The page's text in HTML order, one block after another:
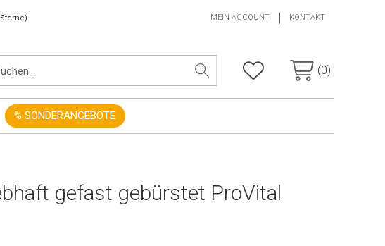
MEIN ACCOUNT KONTAKT
(0)
% SONDERANGEBOTE
gefast gebürstet ProVital